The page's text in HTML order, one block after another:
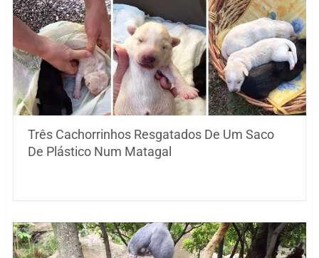
Três Cachorrinhos Resgatados De Um Saco
De Plástico Num Matagal